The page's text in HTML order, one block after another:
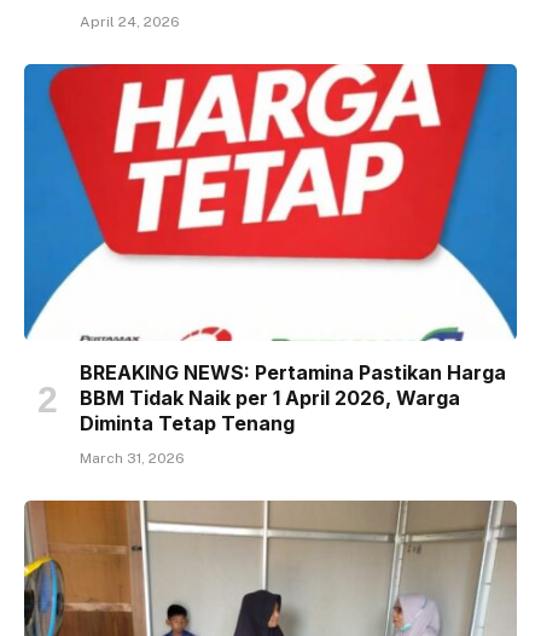
April 24, 2026
BREAKING NEWS: Pertamina Pastikan Harga
BBM Tidak Naik per 1 April 2026, Warga
Diminta Tetap Tenang
March 31, 2026